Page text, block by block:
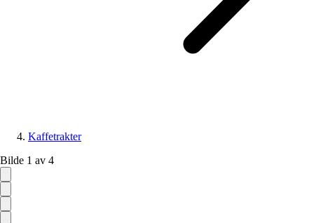
Kaffetrakter
Bilde 1 av 4